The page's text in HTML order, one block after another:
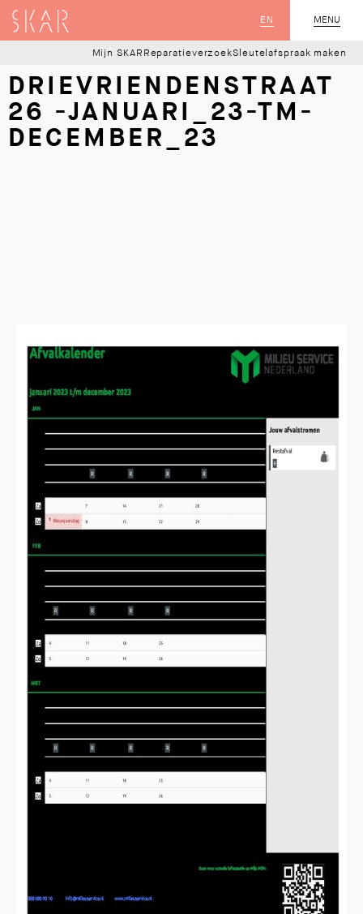
MENU
SLUIT
EN
SKAR
Mijn SKAR ReparatieverzoekSleutelafspraak maken
DRIEVRIENDENSTRAAT
26 -JANUARI_23-TM-
DECEMBER_23